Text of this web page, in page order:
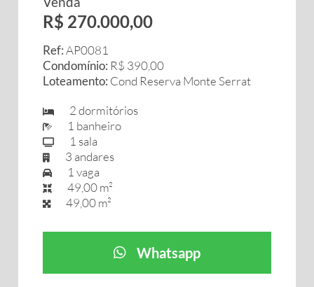
R$ 270.000,00
Ref:AP0081
Condomínio: R$ 390,00
Loteamento: Cond Reserva Monte Serrat
2 dormitórios
1 banheiro
1 sala
3 andares
1 vaga
49,00 m²
49,00 m²
Whatsapp